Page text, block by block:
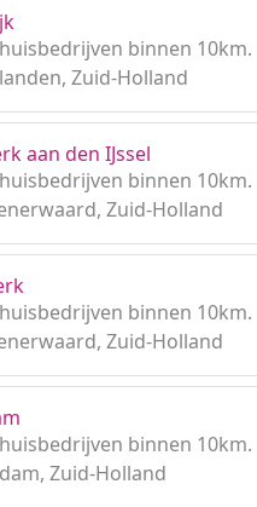
binnen 10km.
Zuid-Holland
aan den IJssel
binnen 10km.
Zuid-Holland
binnen 10km.
Zuid-Holland
binnen 10km.
Zuid-Holland